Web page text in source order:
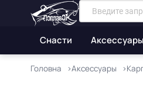
Снасти Аксессуары
Головна Аксессуары